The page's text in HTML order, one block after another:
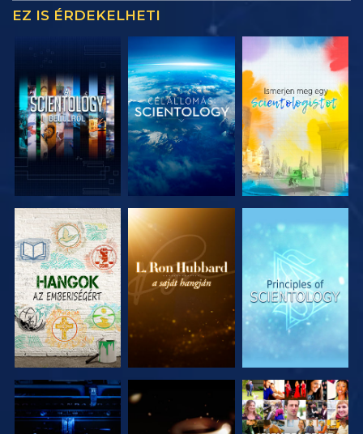
EZ IS ÉRDEKELHETI
A SOROZAT
RÉSZEI
A SOROZAT
RÉSZEI
A SOROZAT
RÉSZEI
A SOROZAT
A SOROZAT
MŰSORNÉZÉS